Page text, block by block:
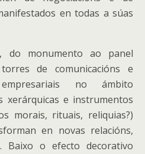
en todas a súas
do monumento ao panel
de comunicacións e
no ámbito
xerárquicas e instrumentos
morais, rituais, reliquias?)
en novas relacións,
Baixo o efecto decorativo